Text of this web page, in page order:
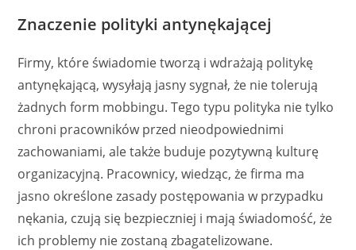
Znaczenie polityki antynękającej
Firmy, które świadomie tworzą i wdrażają politykę
antynękającą, wysyłają jasny sygnał, że nie tolerują
żadnych form mobbingu. Tego typu polityka nie tylko
chroni pracowników przed nieodpowiednimi
zachowaniami, ale także buduje pozytywną kulturę
organizacyjną. Pracownicy, wiedząc, że firma ma
jasno określone zasady postępowania w przypadku
nękania, czują się bezpieczniej i mają świadomość, że
ich problemy nie zostaną zbagatelizowane.